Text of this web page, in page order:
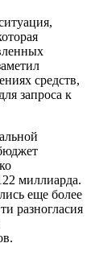
средств,
запроса к
миллиарда.
еще более
разногласия